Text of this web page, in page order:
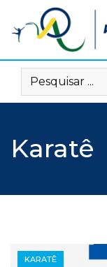
content
Karatê
KARATÊ